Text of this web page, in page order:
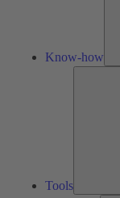
Know-how
Tools